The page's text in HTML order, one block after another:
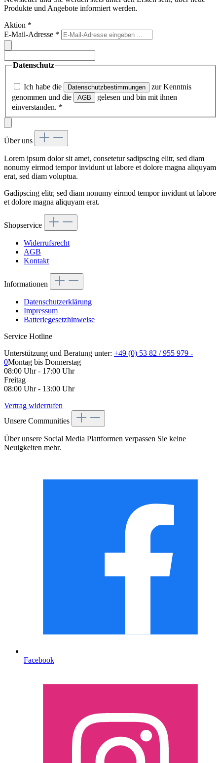
Produkte und Angebote informiert werden.
Aktion *
E-Mail-Adresse *
Datenschutz
Ich habe die Datenschutzbestimmungen
zur Kenntnis
genommen und die
AGB
gelesen und bin mit ihnen
einverstanden. *
Über uns
Lorem ipsum dolor sit amet, consetetur sadipscing elitr, sed diam
nonumy eirmod tempor invidunt ut labore et dolore magna aliquyam
erat, sed diam voluptua.
Gadipscing elitr, sed diam nonumy eirmod tempor invidunt ut labore
et dolore magna aliquyam erat.
Shopservice
Widerrufsrecht
AGB
Kontakt
Informationen
Datenschutzerklärung
Impressum
Batteriegesetzhinweise
Service Hotline
Unterstützung und Beratung unter: +49 (0) 53 82 / 955 979 -
0Montag bis Donnerstag
08:00 Uhr - 17:00 Uhr
Freitag
08:00 Uhr - 13:00 Uhr
Vertrag widerrufen
Unsere Communities
Über unsere Social Media Plattformen verpassen Sie keine
Neuigkeiten mehr.
Facebook